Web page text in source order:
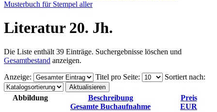
Musterbuch für Stempel aller
Literatur 20. Jh.
Die Liste enthält 39 Einträge. Suchergebnisse löschen und
Gesamtbestand anzeigen.
Anzeige: Titel pro Seite: Sortiert nach:
Abbildung
Beschreibung
Gesamte Buchaufnahme
Preis
EUR